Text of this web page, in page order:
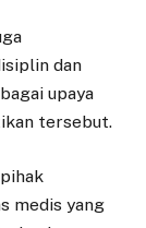
dan
upaya
tersebut.
medis yang